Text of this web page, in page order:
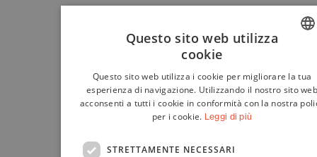
Questo sito web utilizza
cookie
Questo sito web utilizza i cookie per migliorare la tua
esperienza di navigazione. Utilizzando il nostro sito web
acconsenti a tutti i cookie in conformità con la nostra
per i cookie. Leggi di più
STRETTAMENTE NECESSARI